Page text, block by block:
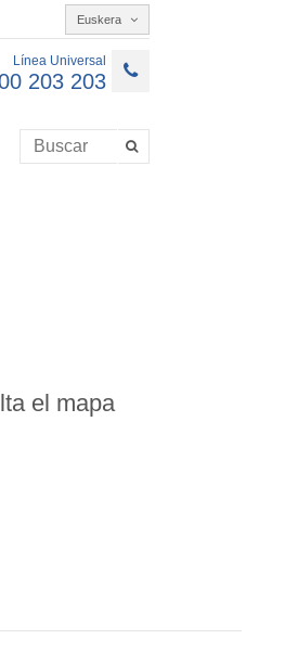
Euskera
Línea Universal
203 203
el mapa